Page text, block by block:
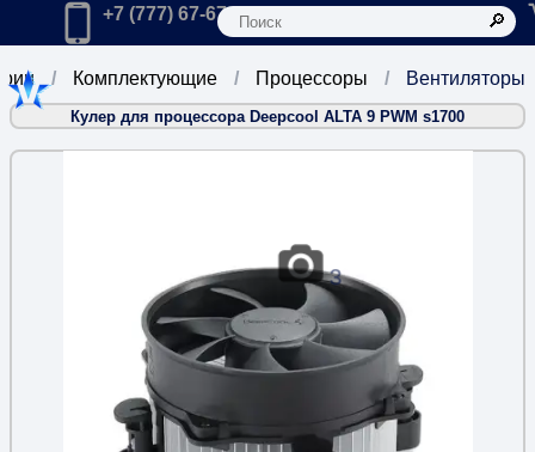
Главная
Позвонить в компанию по телефону:
+7 (777) 67-67-666
Вентиляторы
Процессоры
Комплектующие
Кулер для процессора Deepcool ALTA 9 PWM s1700
3